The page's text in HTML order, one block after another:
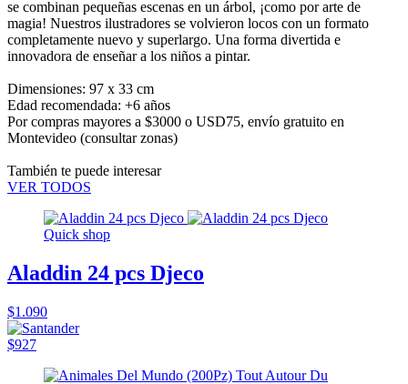
se combinan pequeñas escenas en un árbol, ¡como por arte de
magia! Nuestros ilustradores se volvieron locos con un formato
completamente nuevo y superlargo. Una forma divertida e
innovadora de enseñar a los niños a pintar.
Dimensiones: 97 x 33 cm
Edad recomendada: +6 años
Por compras mayores a $3000 o USD75, envío gratuito en
Montevideo (consultar zonas)
También te puede interesar
VER TODOS
Quick shop
Aladdin 24 pcs Djeco
$1.090
$927